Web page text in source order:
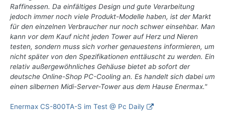
Raffinessen. Da einfältiges Design und gute Verarbeitung
jedoch immer noch viele Produkt-Modelle haben, ist der Markt
für den einzelnen Verbraucher nur noch schwer einsehbar. Man
kann vor dem Kauf nicht jeden Tower auf Herz und Nieren
testen, sondern muss sich vorher genauestens informieren, um
nicht später von den Spezifikationen enttäuscht zu werden. Ein
relativ außergewöhnliches Gehäuse bietet ab sofort der
deutsche Online-Shop PC-Cooling an. Es handelt sich dabei um
einen silbernen Midi-Server-Tower aus dem Hause Enermax."
Enermax CS-800TA-S im Test @ Pc Daily